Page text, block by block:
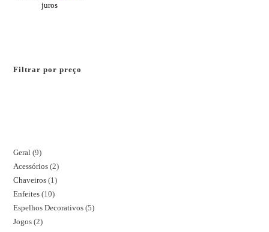
juros
Filtrar por preço
Geral 9
Acessórios 2
Chaveiros 1
Enfeites 10
Espelhos Decorativos 5
Jogos 2